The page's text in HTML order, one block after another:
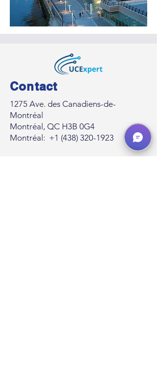
Contact
1275 Ave. des Canadiens-de-
Montréal
Montréal, QC H3B 0G4
Montréal: +1 (438) 320-1923